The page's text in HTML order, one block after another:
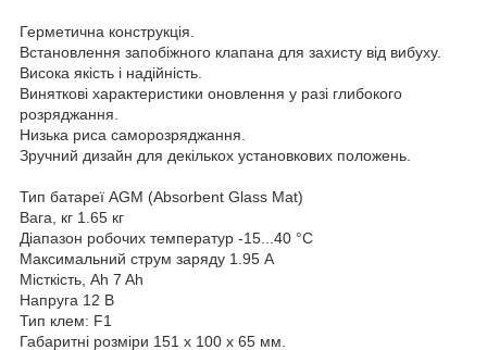
Герметична конструкція.
Встановлення запобіжного клапана для захисту від вибуху.
Висока якість і надійність.
Виняткові характеристики оновлення у разі глибокого
розряджання.
Низька риса саморозряджання.
Зручний дизайн для декількох установкових положень.
Тип батареї AGM (Absorbent Glass Mat)
Вага, кг 1.65 кг
Діапазон робочих температур -15...40 °C
Максимальний струм заряду 1.95 A
Місткість, Ah 7 Ah
Напруга 12 В
Тип клем: F1
Габаритні розміри 151 х 100 х 65 мм.